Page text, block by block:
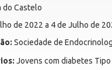
do Castelo
de 2022 a 4 de Julho de
Sociedade de
Jovens com diabetes Tipo